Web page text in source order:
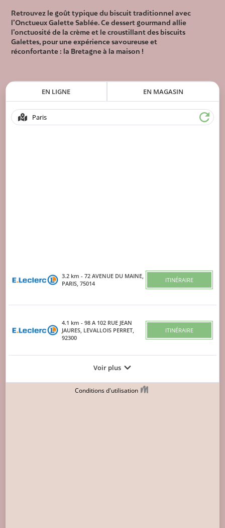
Retrouvez le goût typique du biscuit traditionnel avec
l’Onctueux Galette Sablée. Ce dessert gourmand allie
l’onctuosité de la crème et le croustillant des biscuits
Galettes, pour une expérience savoureuse et
réconfortante : la Bretagne à la maison !